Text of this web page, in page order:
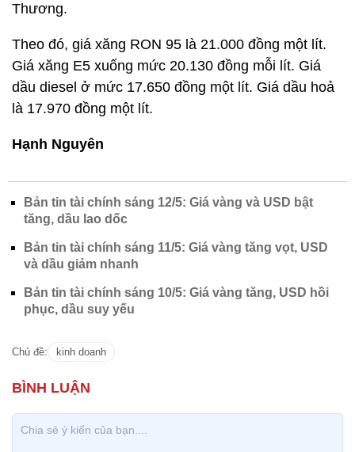
Thương.
Theo đó, giá xăng RON 95 là 21.000 đồng một lít.
Giá xăng E5 xuống mức 20.130 đồng mỗi lít. Giá
dầu diesel ở mức 17.650 đồng một lít. Giá dầu hoả
là 17.970 đồng một lít.
Hạnh Nguyên
Bản tin tài chính sáng 12/5: Giá vàng và USD bật
tăng, dầu lao dốc
Bản tin tài chính sáng 11/5: Giá vàng tăng vọt, USD
và dầu giảm nhanh
Bản tin tài chính sáng 10/5: Giá vàng tăng, USD hồi
phục, dầu suy yếu
Chủ đề: kinh doanh